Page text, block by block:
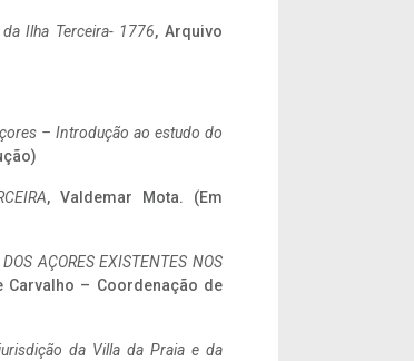
Ilha Terceira- 1776, Arquivo
– Introdução ao estudo do
, Valdemar Mota. (Em
AÇORES EXISTENTES NOS
Carvalho – Coordenação de
da Villa da Praia e da